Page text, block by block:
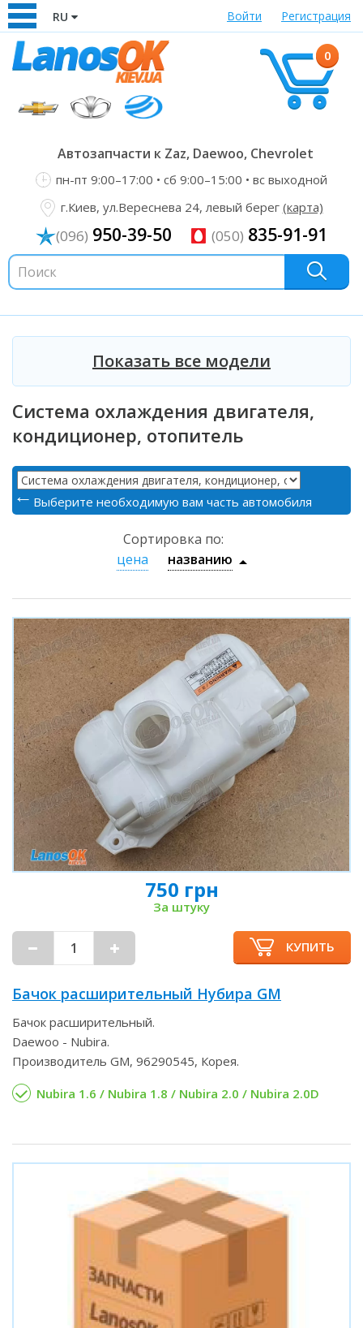
RU Войти Регистрация
0
Автозапчасти к Zaz, Daewoo, Chevrolet
пн-пт 9:00–17:00 • сб 9:00–15:00 • вс выходной
г.Киев, ул.Вереснева 24, левый берег (карта)
(096) 950-39-50 (050) 835-91-91
Показать все модели
Система охлаждения двигателя,
кондиционер, отопитель
Выберите необходимую вам часть автомобиля
Сортировка по:
цена
названию
750 грн
За штуку
КУПИТЬ
Бачок расширительный Нубира GM
Бачок расширительный.
Daewoo - Nubira.
Производитель GM, 96290545, Корея.
Nubira 1.6 / Nubira 1.8 / Nubira 2.0 / Nubira 2.0D